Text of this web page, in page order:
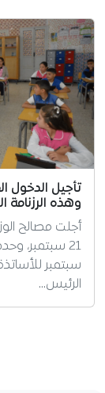
وهذه الرزنامة
أجلت مصالح
سبتمبر
الرئيس…